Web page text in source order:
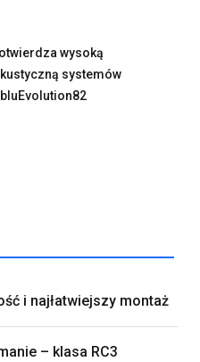
wysoką
systemów
i najłatwiejszy montaż
– klasa RC3